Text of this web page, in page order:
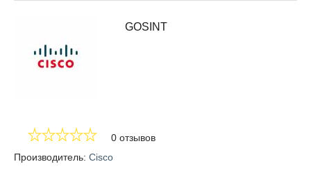
GOSINT
0 отзывов
Производитель: Cisco